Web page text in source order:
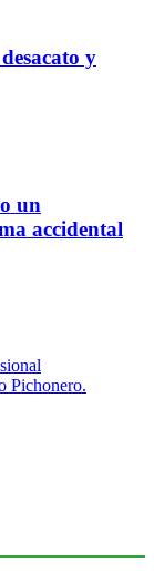
y
un
accidental
Pichonero.